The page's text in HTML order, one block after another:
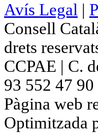
Avís Legal |
Consell
drets
CCPAE | C.
93 552 47 90
Pàgina web
Optimitzada